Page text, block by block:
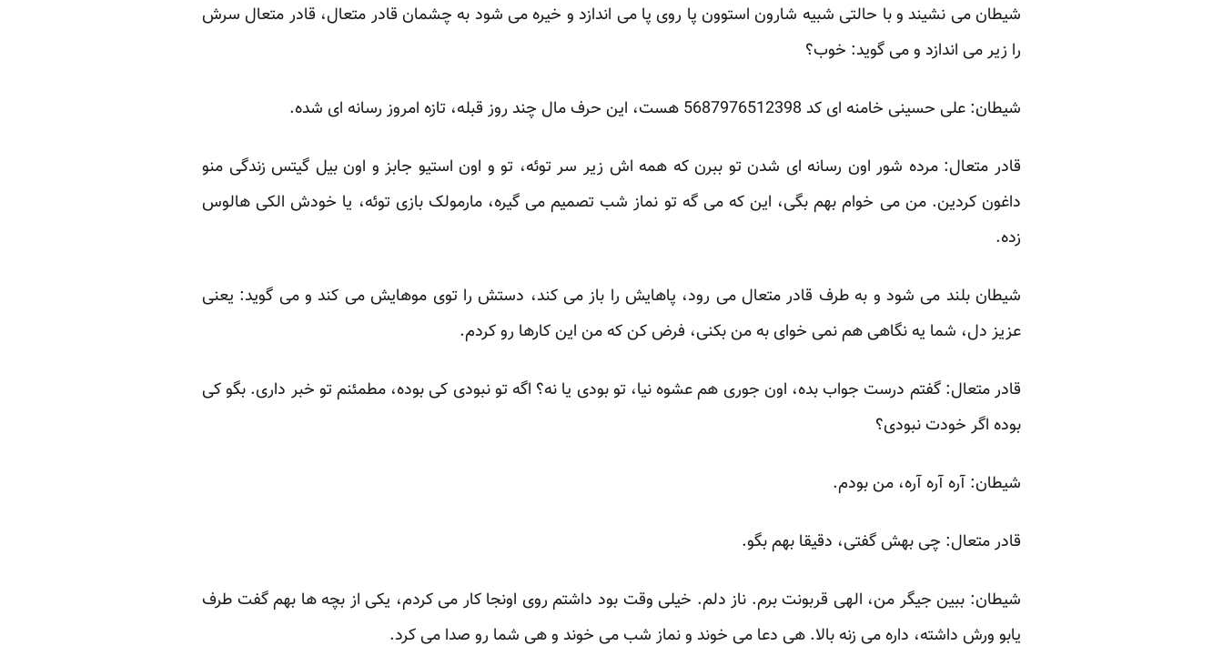
شیطان می نشیند و با حالتی شبیه شارون استوون پا روی پا می اندازد و خیره می شود به چشمان قادر متعال، قادر متعال سرش
را زیر می اندازد و می گوید: خوب؟
شیطان: علی حسینی خامنه ای کد 5687976512398 هست، این حرف مال چند روز قبله، تازه امروز رسانه ای شده.
قادر متعال: مرده شور اون رسانه ای شدن تو ببرن که همه اش زیر سر توئه، تو و اون استیو جابز و اون بیل گیتس زندگی منو
داغون کردین. من می خوام بهم بگی، این که می گه تو نماز شب تصمیم می گیره، مارمولک بازی توئه، یا خودش الکی هالوس
زده.
شیطان بلند می شود و به طرف قادر متعال می رود، پاهایش را باز می کند، دستش را توی موهایش می کند و می گوید: یعنی
عزیز دل، شما یه نگاهی هم نمی خوای به من بکنی، فرض کن که من این کارها رو کردم.
قادر متعال: گفتم درست جواب بده، اون جوری هم عشوه نیا، تو بودی یا نه؟ اگه تو نبودی کی بوده، مطمئنم تو خبر داری. بگو کی
بوده اگر خودت نبودی؟
شیطان: آره آره آره، من بودم.
قادر متعال: چی بهش گفتی، دقیقا بهم بگو.
شیطان: ببین جیگر من، الهی قربونت برم. ناز دلم. خیلی وقت بود داشتم روی اونجا کار می کردم، یکی از بچه ها بهم گفت طرف
یابو ورش داشته، داره می زنه بالا. هی دعا می خوند و نماز شب می خوند و هی شما رو صدا می کرد.